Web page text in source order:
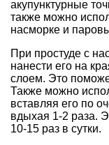
акупунктурные
также можно
насморке и
При простуде с
нанести его на
слоем. Это
Также можно
вставляя его по
вдыхая 1-2 раза.
10-15 раз в сутки.